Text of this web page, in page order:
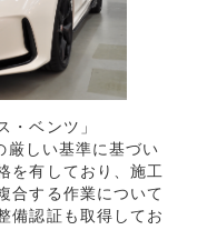
・ベンツ」
厳しい基準に基づい
を有しており、施工
合する作業について
備認証も取得してお